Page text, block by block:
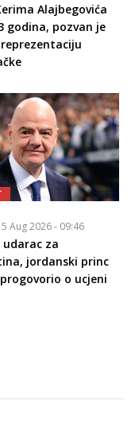
Alajbegovića
godina, pozvan je
reprezentaciju
Aug 2026 - 09:46
udarac za
jordanski princ
o ucjeni